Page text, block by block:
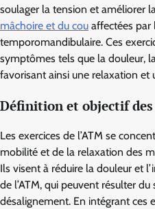
soulager la tension et améliorer
mâchoire et du cou affectées par
temporomandibulaire. Ces
symptômes tels que la douleur,
favorisant ainsi une relaxation et
Définition et objectif des
Les exercices de l’ATM se
mobilité et de la relaxation des
Ils visent à réduire la douleur et
de l’ATM, qui peuvent résulter du
désalignement. En intégrant ces